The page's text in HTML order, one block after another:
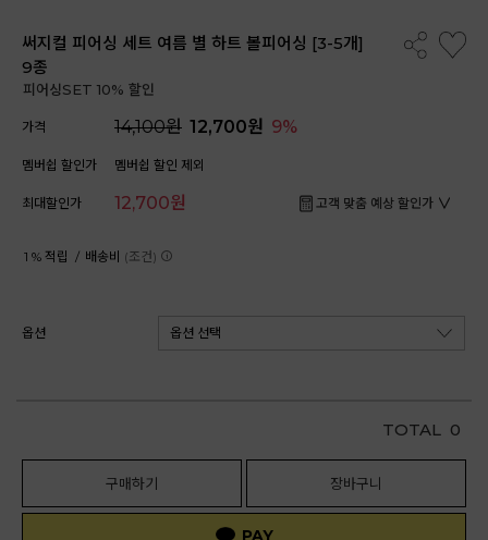
써지컬 피어싱 세트 여름 별 하트 볼피어싱 [3-5개]
9종
피어싱SET 10% 할인
가격 14,100원 12,700원 9%
멤버쉽 할인가 멤버쉽 할인 제외
최대할인가 12,700원 고객 맞춤 예상 할인가
1 % 적립 / 배송비 (조건)
옵션
TOTAL 0
구매하기 장바구니